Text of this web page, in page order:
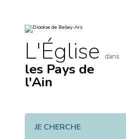
L'Église dans
les Pays de
l'Ain
JE CHERCHE